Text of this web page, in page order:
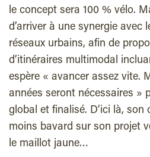
le concept sera 100 % vélo.
d’arriver à une synergie avec
réseaux urbains, afin de
d’itinéraires multimodal
espère « avancer assez vite.
années seront nécessaires »
global et finalisé. D’ici là, son
moins bavard sur son projet
le maillot jaune…